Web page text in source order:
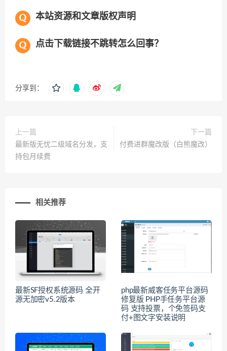
本站资源和文章版权声明
点击下载链接不跳转怎么回事？
分享到：
上一篇
最新版无忧二级域名分发，支
持包月续费
下一篇
付费进群魔改版（白熊魔改）
相关推荐
最新SF授权系统源码 全开
源无加密v5.2版本
php最新威客任务平台源码
修复版 PHP手任务平台源
码 支持投票，个免签码支
付+图文字安装说明